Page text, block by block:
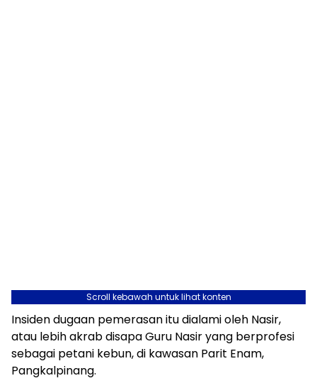
Scroll kebawah untuk lihat konten
Insiden dugaan pemerasan itu dialami oleh Nasir,
atau lebih akrab disapa Guru Nasir yang berprofesi
sebagai petani kebun, di kawasan Parit Enam,
Pangkalpinang.